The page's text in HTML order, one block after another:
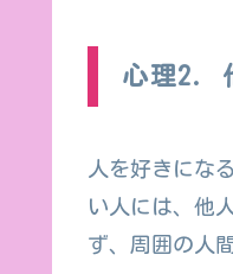
心理2.
人を好きにな
い人には、他
ず、周囲の人